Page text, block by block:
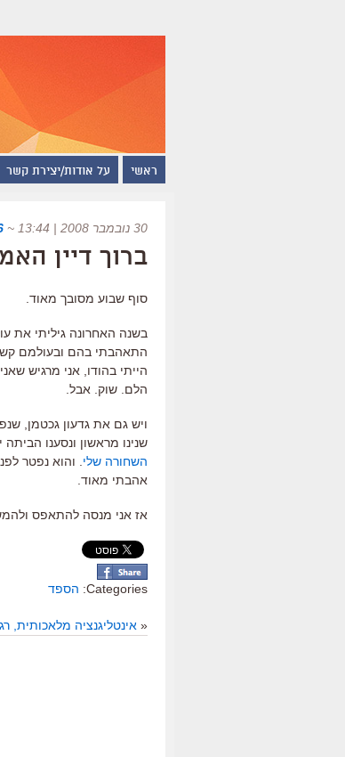
ראשי על אודות/יצירת קשר
30 נובמבר 2008 | 13:44 ~
ברוך דיין
סוף שבוע מסובך מאוד.
בשנה האחרונה גיליתי את
התאהבתי בהם ובעולמם
הייתי בהודו, אני מרגיש
הלם. שוק. אבל.
ויש גם את גדעון גכטמן,
שנינו מראשון ונסענו
השחורה שלי . והוא נפטר
אהבתי מאוד.
אז אני מנסה להתאפס
Categories: הספד
« אינטליגנציה מלאכותית,